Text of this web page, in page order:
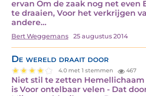
ervan Om de zaak nog net even
te draaien, Voor het verkrijgen
andere…
Bert Weggemans 25 augustus 2014
De wereld draait door
4.0 met 1 stemmen 467
Niet stil te zetten
is Voor ontelbaar velen - Dat